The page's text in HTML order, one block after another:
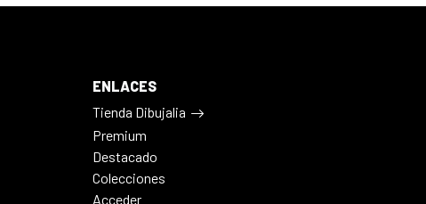
ENLACES
Tienda Dibujalia
Premium
Destacado
Colecciones
Acceder